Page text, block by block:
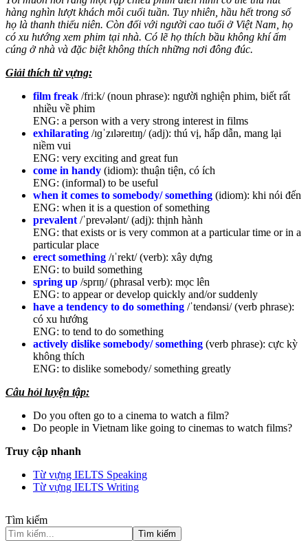
hàng nghìn lượt khách mỗi cuối tuần. Tuy nhiên, hầu hết trong số
họ là thanh thiếu niên. Còn đối với người cao tuổi ở Việt Nam, họ
có xu hướng xem phim tại nhà. Có lẽ họ thích bầu không khí ấm
cúng ở nhà và đặc biệtkhông thích những nơi đông đúc.
Giải thích từ vựng:
film freak /friːk/ (noun phrase): người nghiện phim, biết rất
nhiều về phim
ENG: a person with a very strong interest in films
exhilarating /ɪɡˈzɪləreɪtɪŋ/ (adj): thú vị, hấp dẫn, mang lại
niềm vui
ENG: very exciting and great fun
come in handy (idiom): thuận tiện, có ích
ENG: (informal) to be useful
when it comes to somebody/ something (idiom): khi nói đến
ENG: when it is a question of something
prevalent /ˈprevələnt/ (adj): thịnh hành
ENG: ​that exists or is very common at a particular time or in a
particular place
erect something /ɪˈrekt/ (verb): xây dựng
ENG: to build something
spring up /sprɪŋ/ (phrasal verb): mọc lên
ENG: ​to appear or develop quickly and/or suddenly
have a tendency to do something /ˈtendənsi/ (verb phrase):
có xu hướng
ENG: to tend to do something
actively dislike somebody/ something (verb phrase): cực kỳ
không thích
ENG: to dislike somebody/ something greatly
Câu hỏi luyện tập:
Do you often go to a cinema to watch a film?
Do people in Vietnam like going to cinemas to watch films?
Truy cập nhanh
Từ vựng IELTS Speaking
Từ vựng IELTS Writing
Tìm kiếm
Tìm kiếm